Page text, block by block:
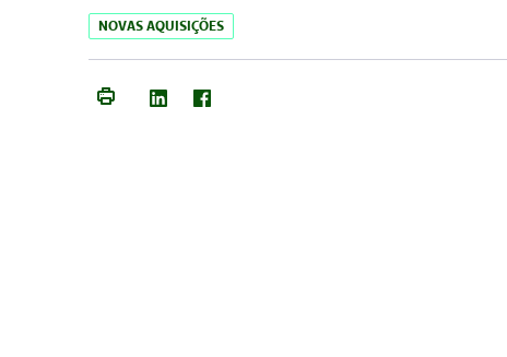
NOVAS AQUISIÇÕES